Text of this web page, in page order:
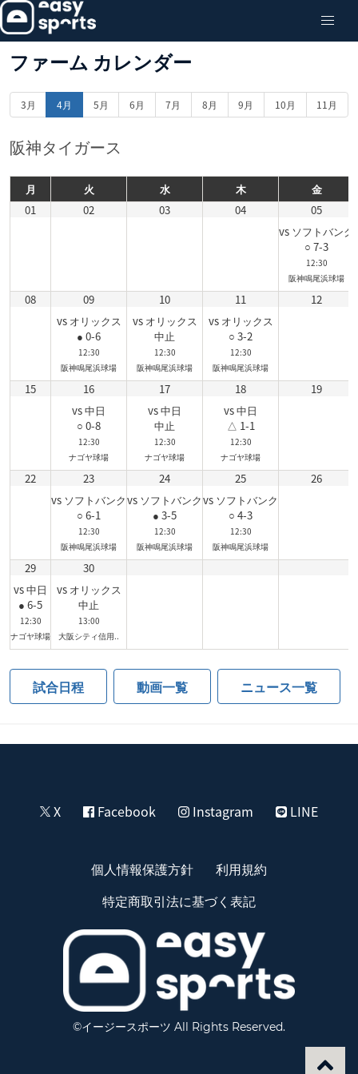
ファーム カレンダー
3月 4月 5月 6月 7月 8月 9月 10月 11月
阪神タイガース
月 火 水 木
金
01
02 03 04
05
vs ソフトバンク
○ 7-3
12:30
阪神鳴尾浜球場
08
09
vs オリックス
● 0-6
12:30
阪神鳴尾浜球場
10
vs オリックス
中止
12:30
阪神鳴尾浜球場
11
vs オリックス
○ 3-2
12:30
阪神鳴尾浜球場
12
15
16
vs 中日
○ 0-8
12:30
ナゴヤ球場
17
vs 中日
中止
12:30
ナゴヤ球場
18
vs 中日
△ 1-1
12:30
ナゴヤ球場
19
22
23
vs ソフトバンク
○ 6-1
12:30
阪神鳴尾浜球場
24
vs ソフトバンク
● 3-5
12:30
阪神鳴尾浜球場
25
vs ソフトバンク
○ 4-3
12:30
阪神鳴尾浜球場
26
29
vs 中日
● 6-5
12:30
ナゴヤ球場
30
vs オリックス
中止
13:00
大阪シティ信用..
試合日程 動画一覧 ニュース一覧
X Facebook Instagram LINE
個人情報保護方針
利用規約
特定商取引法に基づく表記
©イージースポーツ All Rights Reserved.